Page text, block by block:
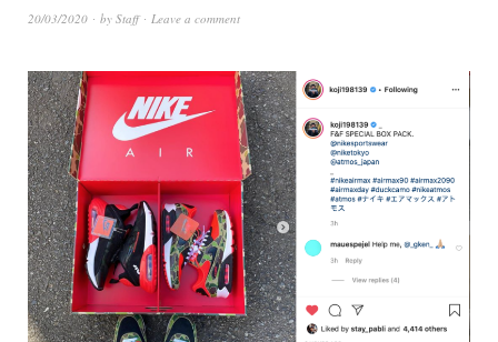
20/03/2020 by Staff Leave a comment